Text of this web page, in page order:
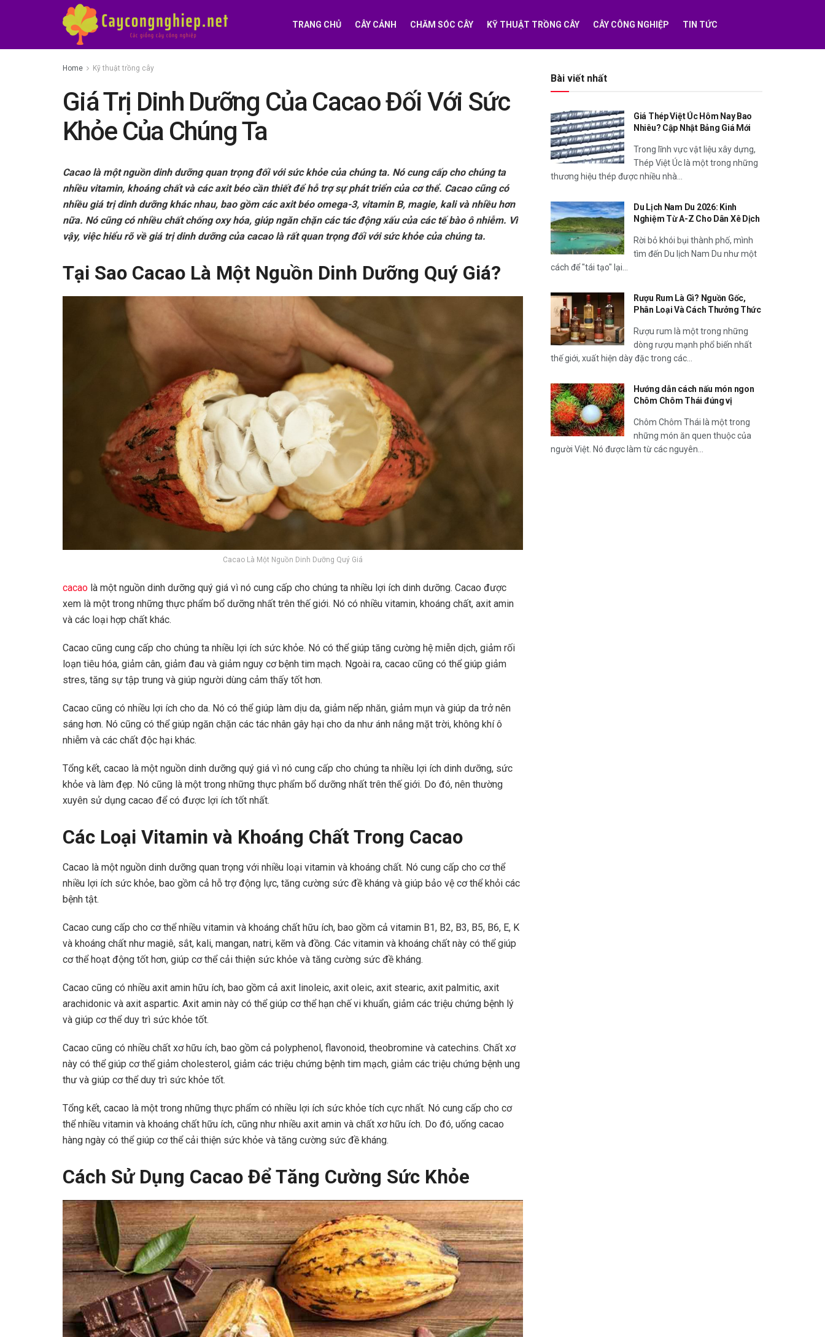
TRANG CHỦ CÂY CẢNH CHĂM SÓC CÂY KỸ THUẬT TRỒNG CÂY CÂY CÔNG NGHIỆP TIN TỨC
Home Kỹ thuật trồng cây
Giá Trị Dinh Dưỡng Của Cacao Đối Với Sức
Khỏe Của Chúng Ta
Cacao là một nguồn dinh dưỡng quan trọng đối với sức khỏe của chúng ta. Nó cung cấp cho chúng ta
nhiều vitamin, khoáng chất và các axit béo cần thiết để hỗ trợ sự phát triển của cơ thể. Cacao cũng có
nhiều giá trị dinh dưỡng khác nhau, bao gồm các axit béo omega-3, vitamin B, magie, kali và nhiều hơn
nữa. Nó cũng có nhiều chất chống oxy hóa, giúp ngăn chặn các tác động xấu của các tế bào ô nhiễm. Vì
vậy, việc hiểu rõ về giá trị dinh dưỡng của cacao là rất quan trọng đối với sức khỏe của chúng ta.
Tại Sao Cacao Là Một Nguồn Dinh Dưỡng Quý Giá?
Cacao Là Một Nguồn Dinh Dưỡng Quý Giá
cacao là một nguồn dinh dưỡng quý giá vì nó cung cấp cho chúng ta nhiều lợi ích dinh dưỡng. Cacao được
xem là một trong những thực phẩm bổ dưỡng nhất trên thế giới. Nó có nhiều vitamin, khoáng chất, axit amin
và các loại hợp chất khác.
Cacao cũng cung cấp cho chúng ta nhiều lợi ích sức khỏe. Nó có thể giúp tăng cường hệ miễn dịch, giảm rối
loạn tiêu hóa, giảm cân, giảm đau và giảm nguy cơ bệnh tim mạch. Ngoài ra, cacao cũng có thể giúp giảm
stres, tăng sự tập trung và giúp người dùng cảm thấy tốt hơn.
Cacao cũng có nhiều lợi ích cho da. Nó có thể giúp làm dịu da, giảm nếp nhăn, giảm mụn và giúp da trở nên
sáng hơn. Nó cũng có thể giúp ngăn chặn các tác nhân gây hại cho da như ánh nắng mặt trời, không khí ô
nhiễm và các chất độc hại khác.
Tổng kết, cacao là một nguồn dinh dưỡng quý giá vì nó cung cấp cho chúng ta nhiều lợi ích dinh dưỡng, sức
khỏe và làm đẹp. Nó cũng là một trong những thực phẩm bổ dưỡng nhất trên thế giới. Do đó, nên thường
xuyên sử dụng cacao để có được lợi ích tốt nhất.
Các Loại Vitamin và Khoáng Chất Trong Cacao
Cacao là một nguồn dinh dưỡng quan trọng với nhiều loại vitamin và khoáng chất. Nó cung cấp cho cơ thể
nhiều lợi ích sức khỏe, bao gồm cả hỗ trợ động lực, tăng cường sức đề kháng và giúp bảo vệ cơ thể khỏi các
bệnh tật.
Cacao cung cấp cho cơ thể nhiều vitamin và khoáng chất hữu ích, bao gồm cả vitamin B1, B2, B3, B5, B6, E, K
và khoáng chất như magiê, sắt, kali, mangan, natri, kẽm và đồng. Các vitamin và khoáng chất này có thể giúp
cơ thể hoạt động tốt hơn, giúp cơ thể cải thiện sức khỏe và tăng cường sức đề kháng.
Cacao cũng có nhiều axit amin hữu ích, bao gồm cả axit linoleic, axit oleic, axit stearic, axit palmitic, axit
arachidonic và axit aspartic. Axit amin này có thể giúp cơ thể hạn chế vi khuẩn, giảm các triệu chứng bệnh lý
và giúp cơ thể duy trì sức khỏe tốt.
Cacao cũng có nhiều chất xơ hữu ích, bao gồm cả polyphenol, flavonoid, theobromine và catechins. Chất xơ
này có thể giúp cơ thể giảm cholesterol, giảm các triệu chứng bệnh tim mạch, giảm các triệu chứng bệnh ung
thư và giúp cơ thể duy trì sức khỏe tốt.
Tổng kết, cacao là một trong những thực phẩm có nhiều lợi ích sức khỏe tích cực nhất. Nó cung cấp cho cơ
thể nhiều vitamin và khoáng chất hữu ích, cũng như nhiều axit amin và chất xơ hữu ích. Do đó, uống cacao
hàng ngày có thể giúp cơ thể cải thiện sức khỏe và tăng cường sức đề kháng.
Cách Sử Dụng Cacao Để Tăng Cường Sức Khỏe
Bài viết nhất
Giá Thép Việt Úc Hôm Nay Bao
Nhiêu? Cập Nhật Bảng Giá Mới
Trong lĩnh vực vật liệu xây dựng,
Thép Việt Úc là một trong những
thương hiệu thép được nhiều nhà...
Du Lịch Nam Du 2026: Kinh
Nghiệm Từ A-Z Cho Dân Xê Dịch
Rời bỏ khói bụi thành phố, mình
tìm đến Du lịch Nam Du như một
cách để "tái tạo" lại...
Rượu Rum Là Gì? Nguồn Gốc,
Phân Loại Và Cách Thưởng Thức
Rượu rum là một trong những
dòng rượu mạnh phổ biến nhất
thế giới, xuất hiện dày đặc trong các...
Hướng dẫn cách nấu món ngon
Chôm Chôm Thái đúng vị
Chôm Chôm Thái là một trong
những món ăn quen thuộc của
người Việt. Nó được làm từ các nguyên...